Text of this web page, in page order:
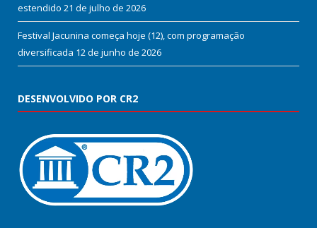
estendido 21 de julho de 2026
Festival Jacunina começa hoje (12), com programação
diversificada 12 de junho de 2026
DESENVOLVIDO POR CR2